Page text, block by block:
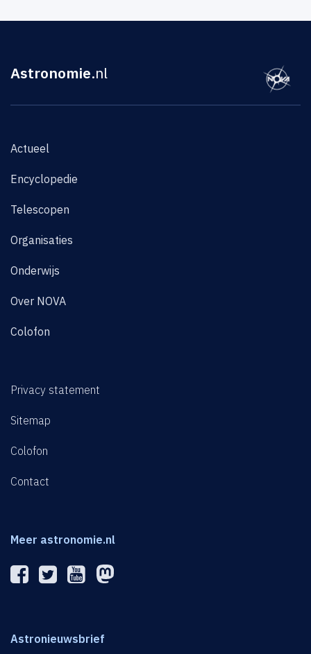
Astronomie.nl
Actueel
Encyclopedie
Telescopen
Organisaties
Onderwijs
Over NOVA
Colofon
Privacy statement
Sitemap
Colofon
Contact
Meer astronomie.nl
Astronieuwsbrief